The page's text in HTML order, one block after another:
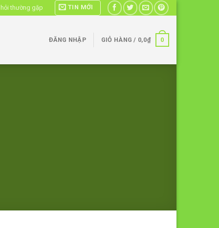
thường gặp TIN MỚI
ĐĂNG NHẬP GIỎ HÀNG / 0,0₫ 0